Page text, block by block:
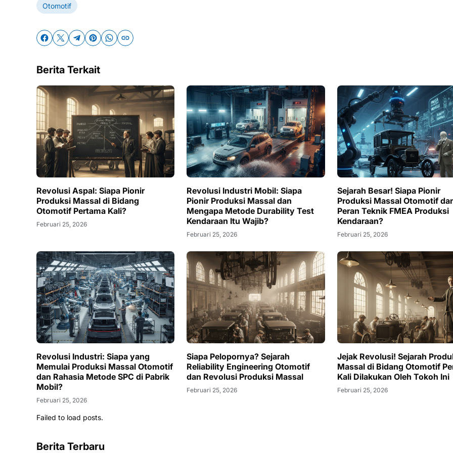
Otomotif
Berita Terkait
Revolusi Aspal: Siapa Pionir
Produksi Massal di Bidang
Otomotif Pertama Kali?
Februari 25, 2026
Revolusi Industri Mobil: Siapa
Pionir Produksi Massal dan
Mengapa Metode Durability Test
Kendaraan Itu Wajib?
Februari 25, 2026
Sejarah Besar! Siapa Pionir
Produksi Massal Otomotif
Peran Teknik FMEA Produksi
Kendaraan?
Februari 25, 2026
Revolusi Industri: Siapa yang
Memulai Produksi Massal Otomotif
dan Rahasia Metode SPC di Pabrik
Mobil?
Februari 25, 2026
Siapa Pelopornya? Sejarah
Reliability Engineering Otomotif
dan Revolusi Produksi Massal
Februari 25, 2026
Jejak Revolusi! Sejarah
Massal di Bidang Otomotif
Kali Dilakukan Oleh Tokoh Ini
Februari 25, 2026
Failed to load posts.
Berita Terbaru